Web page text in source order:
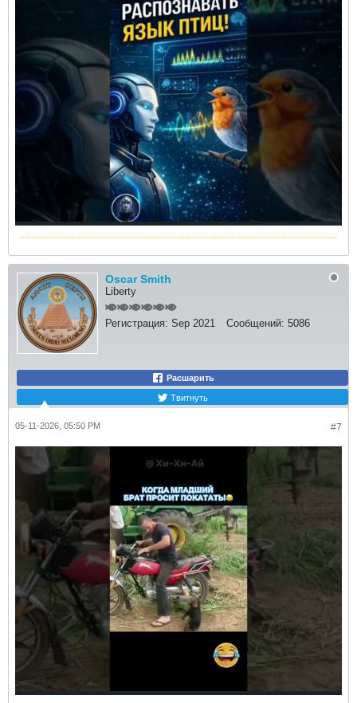
Oscar Smith
Liberty
Регистрация: Sep 2021 Сообщений: 5086
Расшарить
Твитнуть
#7
05-11-2026, 05:50 PM